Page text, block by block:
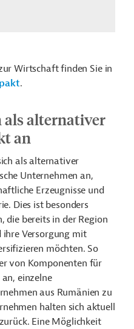
Wirtschaft finden Sie in
.
als alternativer
an
als alternativer
Unternehmen an,
Erzeugnisse und
Dies ist besonders
die bereits in der Region
Versorgung mit
möchten. So
von Komponenten für
einzelne
aus Rumänien zu
halten sich aktuell
Eine Möglichkeit